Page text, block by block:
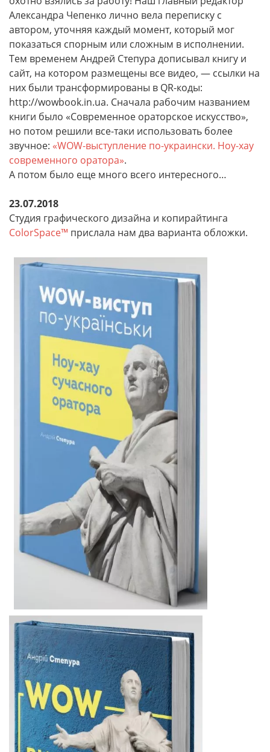
Александра Чепенко лично вела переписку с
автором, уточняя каждый момент, который мог
показаться спорным или сложным в исполнении.
Тем временем Андрей Степура дописывал книгу и
сайт, на котором размещены все видео, — ссылки на
них были трансформированы в QR-коды:
http://wowbook.in.ua. Сначала рабочим названием
книги было «Современное ораторское искусство»,
но потом решили все-таки использовать более
звучное: «WOW-выступление по-украински. Ноу-хау
современного оратора».
А потом было еще много всего интересного…
23.07.2018
Студия графического дизайна и копирайтинга
ColorSpace™ прислала нам два варианта обложки.